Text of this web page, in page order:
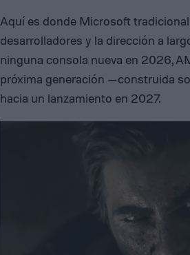
Aquí es donde Microsoft
desarrolladores y la dirección a
ninguna consola nueva en 2026,
próxima generación —construida
hacia un lanzamiento en 2027.